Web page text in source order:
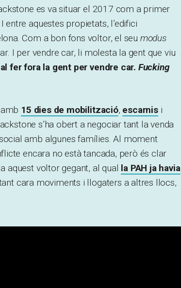
es va situar el 2017 com a primer
aquestes propietats, l’edifici
Com a bon fons voltor, el seu modus
I per vendre car, li molesta la gent que viu
fer fora la gent per vendre car. Fucking
15 dies de mobilització, escarnisi
s’ha obert a negociar tant la venda
amb algunes famílies. Al moment
encara no està tancada, però és clar
aquest voltor gegant, al qual la PAH ja havia
cara moviments i llogaters a altres llocs,